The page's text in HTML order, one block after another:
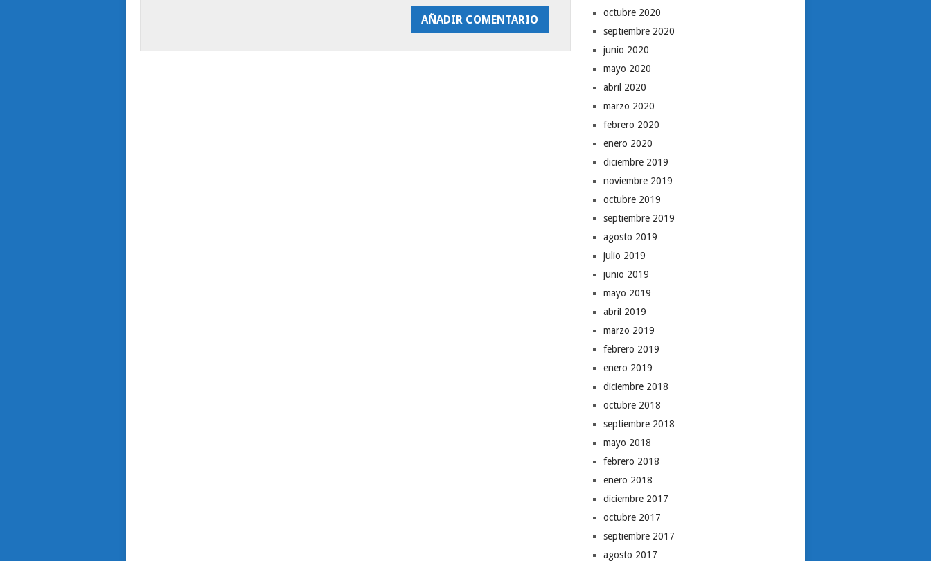
octubre 2020
septiembre 2020
junio 2020
mayo 2020
abril 2020
marzo 2020
febrero 2020
enero 2020
diciembre 2019
noviembre 2019
octubre 2019
septiembre 2019
agosto 2019
julio 2019
junio 2019
mayo 2019
abril 2019
marzo 2019
febrero 2019
enero 2019
diciembre 2018
octubre 2018
septiembre 2018
mayo 2018
febrero 2018
enero 2018
diciembre 2017
octubre 2017
septiembre 2017
agosto 2017